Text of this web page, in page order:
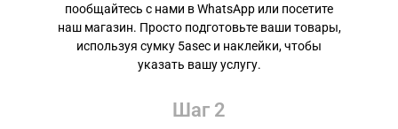
пообщайтесь с нами в WhatsApp или посетите
наш магазин. Просто подготовьте ваши товары,
используя сумку 5asec и наклейки, чтобы
указать вашу услугу.
Шаг 2